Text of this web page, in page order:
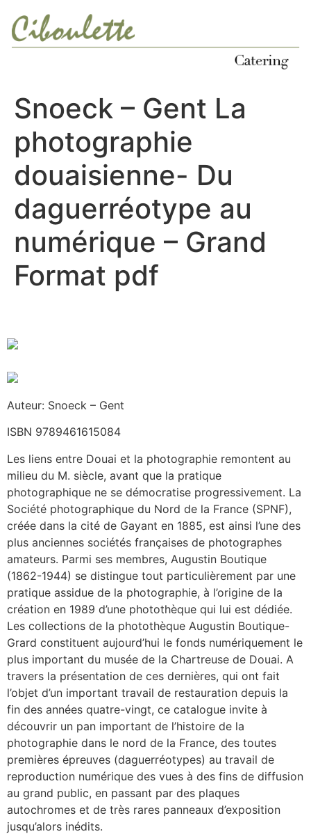
contenido
Snoeck – Gent La
photographie
douaisienne- Du
daguerréotype au
numérique – Grand
Format pdf
Auteur: Snoeck – Gent
ISBN 9789461615084
Les liens entre Douai et la photographie remontent au
milieu du M. siècle, avant que la pratique
photographique ne se démocratise progressivement. La
Société photographique du Nord de la France (SPNF),
créée dans la cité de Gayant en 1885, est ainsi l’une des
plus anciennes sociétés françaises de photographes
amateurs. Parmi ses membres, Augustin Boutique
(1862-1944) se distingue tout particulièrement par une
pratique assidue de la photographie, à l’origine de la
création en 1989 d’une photothèque qui lui est dédiée.
Les collections de la photothèque Augustin Boutique-
Grard constituent aujourd’hui le fonds numériquement le
plus important du musée de la Chartreuse de Douai. A
travers la présentation de ces dernières, qui ont fait
l’objet d’un important travail de restauration depuis la
fin des années quatre-vingt, ce catalogue invite à
découvrir un pan important de l’histoire de la
photographie dans le nord de la France, des toutes
premières épreuves (daguerréotypes) au travail de
reproduction numérique des vues à des fins de diffusion
au grand public, en passant par des plaques
autochromes et de très rares panneaux d’exposition
jusqu’alors inédits.